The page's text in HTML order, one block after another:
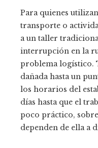
Para quienes
transporte o
a un taller
interrupción en la
problema logístico.
dañada hasta un
los horarios del
días hasta que el
poco práctico,
dependen de ella a